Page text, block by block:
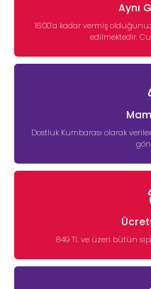
Aynı
16:00’a kadar vermiş
edilmektedir.
Dostluk Kumbarası olarak
849 TL ve üzeri bütün